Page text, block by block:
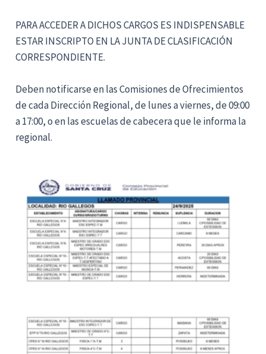
PARA ACCEDER A DICHOS CARGOS ES INDISPENSABLE
ESTAR INSCRIPTO EN LA JUNTA DE CLASIFICACIÓN
CORRESPONDIENTE.
Deben notificarse en las Comisiones de Ofrecimientos
de cada Dirección Regional, de lunes a viernes, de 09:00
a 17:00, o en las escuelas de cabecera que le informa la
regional.